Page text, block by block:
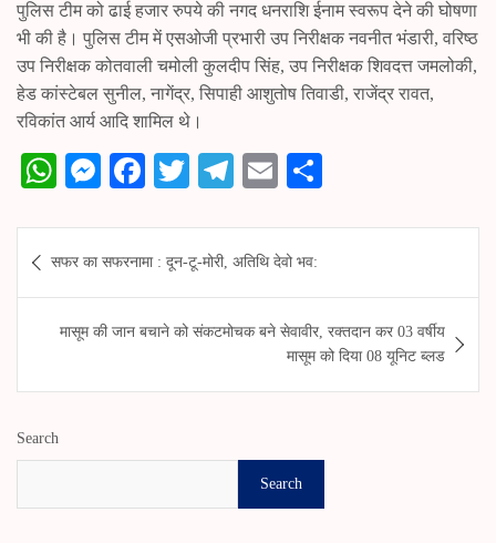
पुलिस टीम को ढाई हजार रुपये की नगद धनराशि ईनाम स्वरूप देने की घोषणा
भी की है। पुलिस टीम में एसओजी प्रभारी उप निरीक्षक नवनीत भंडारी, वरिष्ठ
उप निरीक्षक कोतवाली चमोली कुलदीप सिंह, उप निरीक्षक शिवदत्त जमलोकी,
हेड कांस्टेबल सुनील, नागेंद्र, सिपाही आशुतोष तिवाडी, राजेंद्र रावत,
रविकांत आर्य आदि शामिल थे।
W
ts
A
M
se
ng
Fa
bo
ok
T
tte
r
Te
gr
a
E
ail re
navigation
सफर का सफरनामा : दून-टू-मोरी, अतिथि देवो भव:
मासूम की जान बचाने को संकटमोचक बने सेवावीर, रक्तदान कर 03 वर्षीय
मासूम को दिया 08 यूनिट ब्लड
Search
Search